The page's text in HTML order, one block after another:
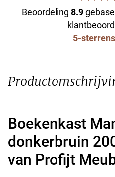
Beoordeling 8.9
5-
Boekenkast
donkerbruin
van Profijt